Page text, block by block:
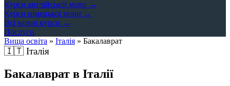
Курси англійської мови →
Курси німецької мови →
Всі мовні курси →
Послуги
Вища освіта » Італія » Бакалаврат
🇮🇹Італія
Бакалаврат в Італії